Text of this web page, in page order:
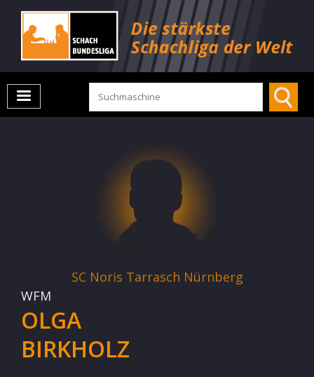
SC Noris Tarrasch Nürnberg
WFM
OLGA
BIRKHOLZ